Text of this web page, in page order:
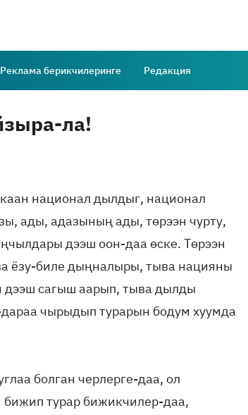
Реклама берикчилеринге Редакция
ла!
национал дылдыг, национал
ады, адазының ады, төрээн чурту,
дээш оон-даа өске. Төрээн
ёзу-биле дыңналыры, тыва нацияны
дээш сагыш аарып, тыва дылды
чырыдып турарын бодум хуумда
болган черлерге-даа, ол
турар бижикчилер-даа,